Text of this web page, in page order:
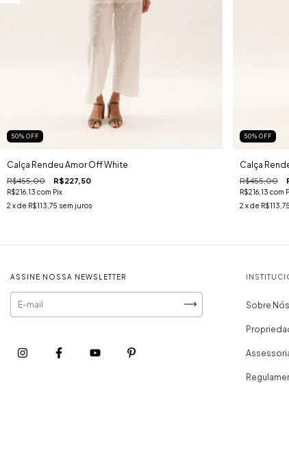
50% OFF
Calça Rendeu Amor Off White
R$455,00 R$227,50
R$216,13 com Pix
2 x de R$113,75 sem juros
50% OFF
Calça
R$455,00
R$216,13 com
2 x de R$113,75
ASSINE NOSSA NEWSLETTER
Sobre Nós